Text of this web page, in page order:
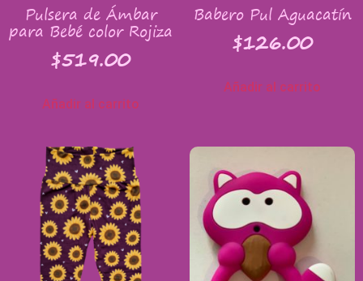
Pulsera de Ámbar
para Bebé color Rojiza
$519.00
Añadir al carrito
Babero Pul Aguacatín
$126.00
Añadir al carrito